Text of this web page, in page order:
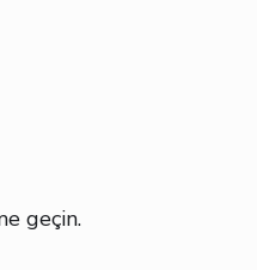
geçin.